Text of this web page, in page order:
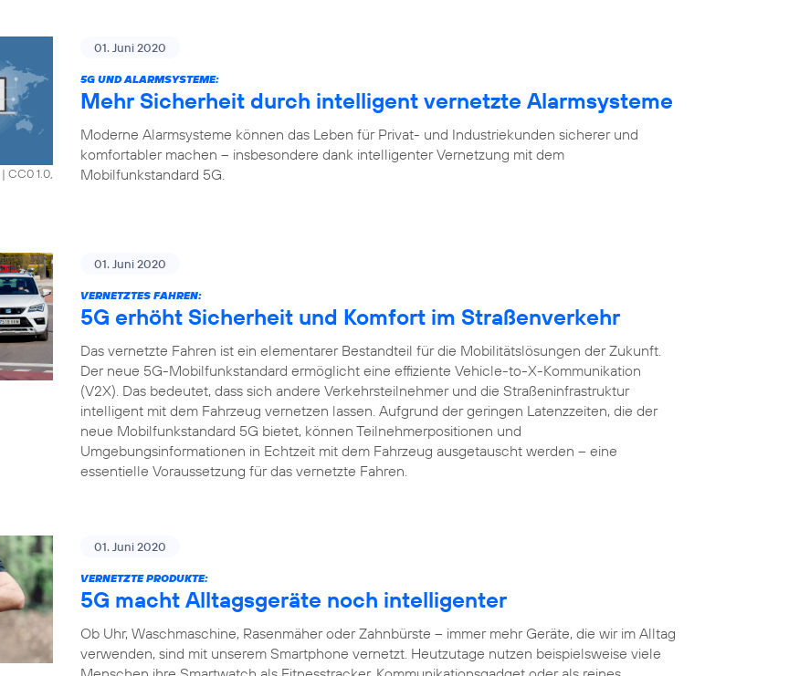
| CC0 1.0,
01. Juni 2020
5G UND ALARMSYSTEME:
Mehr Sicherheit durch intelligent vernetzte Alarmsysteme
Moderne Alarmsysteme können das Leben für Privat- und Industriekunden sicherer und
komfortabler machen – insbesondere dank intelligenter Vernetzung mit dem
Mobilfunkstandard 5G.
01. Juni 2020
VERNETZTES FAHREN:
5G erhöht Sicherheit und Komfort im Straßenverkehr
Das vernetzte Fahren ist ein elementarer Bestandteil für die Mobilitätslösungen der Zukunft.
Der neue 5G-Mobilfunkstandard ermöglicht eine effiziente Vehicle-to-X-Kommunikation
(V2X). Das bedeutet, dass sich andere Verkehrsteilnehmer und die Straßeninfrastruktur
intelligent mit dem Fahrzeug vernetzen lassen. Aufgrund der geringen Latenzzeiten, die der
neue Mobilfunkstandard 5G bietet, können Teilnehmerpositionen und
Umgebungsinformationen in Echtzeit mit dem Fahrzeug ausgetauscht werden – eine
essentielle Voraussetzung für das vernetzte Fahren.
01. Juni 2020
VERNETZTE PRODUKTE:
5G macht Alltagsgeräte noch intelligenter
Ob Uhr, Waschmaschine, Rasenmäher oder Zahnbürste – immer mehr Geräte, die wir im Alltag
verwenden, sind mit unserem Smartphone vernetzt. Heutzutage nutzen beispielsweise viele